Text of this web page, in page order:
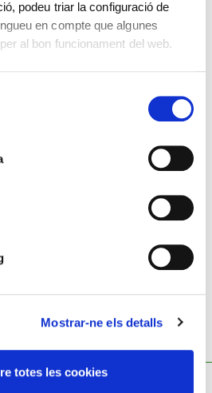
podeu triar la configuració de
en compte que algunes
al bon funcionament del web.
Mostrar-ne els detalls
totes les cookies